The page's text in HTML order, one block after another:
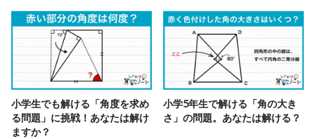
小学生でも解ける「角度を求め
る問題」に挑戦！あなたは解け
ますか？
小学5年生で解ける「角の大き
さ」の問題。あなたは解ける？